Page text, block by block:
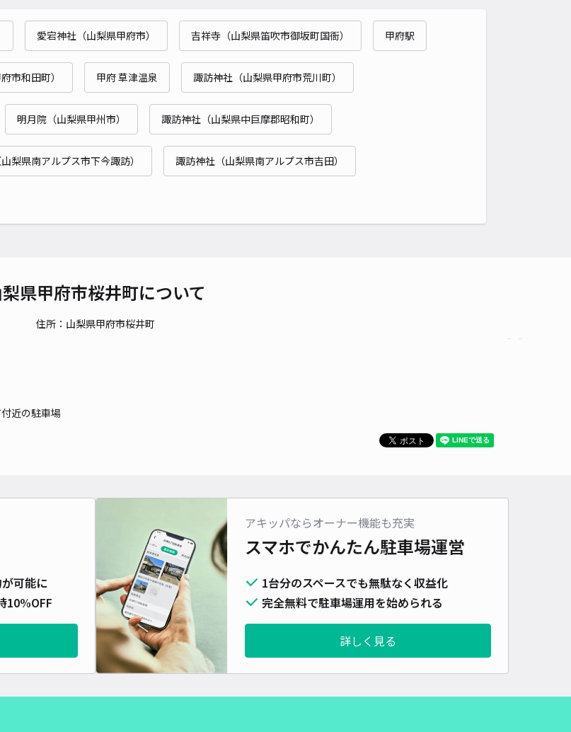
愛宕神社（山梨県甲府市） 吉祥寺（山梨県笛吹市御坂町国衙） 甲府駅
市和田町） 甲府 草津温泉 諏訪神社（山梨県甲府市荒川町）
明月院（山梨県甲州市） 諏訪神社（山梨県中巨摩郡昭和町）
梨県南アルプス市下今諏訪） 諏訪神社（山梨県南アルプス市吉田）
県甲府市桜井町について
住所：山梨県甲府市桜井町
近の駐車場
可能に
10%OFF
アキッパならオーナー機能も充実
スマホでかんたん駐車場運営
1台分のスペースでも無駄なく収益化
完全無料で駐車場運用を始められる
詳しく見る